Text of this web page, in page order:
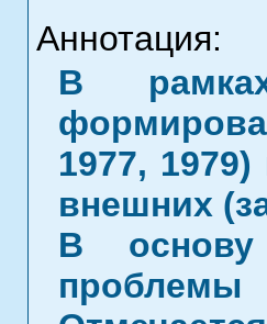
Аннотация:
В
1977,
внешних
В основу